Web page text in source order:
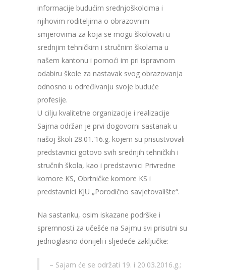
informacije budućim srednjoškolcima i
njihovim roditeljima o obrazovnim
smjerovima za koja se mogu školovati u
srednjim tehničkim i stručnim školama u
našem kantonu i pomoći im pri ispravnom
odabiru škole za nastavak svog obrazovanja
odnosno u određivanju svoje buduće
profesije.
U cilju kvalitetne organizacije i realizacije
Sajma održan je prvi dogovorni sastanak u
našoj školi 28.01.'16.g. kojem su prisustvovali
predstavnici gotovo svih srednjih tehničkih i
stručnih škola, kao i predstavnici Privredne
komore KS, Obrtničke komore KS i
predstavnici KJU „Porodično savjetovalište“.
Na sastanku, osim iskazane podrške i
spremnosti za učešće na Sajmu svi prisutni su
jednoglasno donijeli i sljedeće zaključke:
– Sajam će se održati 19. i 20.03.2016.g.;